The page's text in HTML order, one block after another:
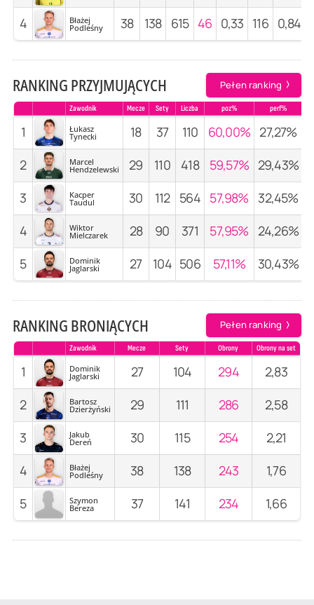
4 Błażej
Podleśny 38 138 615 46 0,33 116 0,84
RANKING PRZYJMUJĄCYCH Pełen ranking
Zawodnik Mecze Sety Liczba poz% perf%
1 Łukasz
Tynecki 18 37 110 60,00% 27,27%
2
Marcel
Hendzelewski 29 110 418 59,57% 29,43%
3
Kacper
Taudul 30 112 564 57,98% 32,45%
4
Wiktor
Mielczarek 28 90 371 57,95% 24,26%
5
Dominik
Jaglarski 27 104 506 57,11% 30,43%
RANKING BRONIĄCYCH Pełen ranking
Zawodnik Mecze Sety Obrony Obrony na set
1 Dominik
Jaglarski 27 104 294
2,83
2
Bartosz
Dzierżyński 29 111 286
2,58
3
Jakub
Dereń 30 115 254
2,21
4
Błażej
Podleśny 38 138 243
1,76
5
Szymon
Bereza 37 141 234 1,66